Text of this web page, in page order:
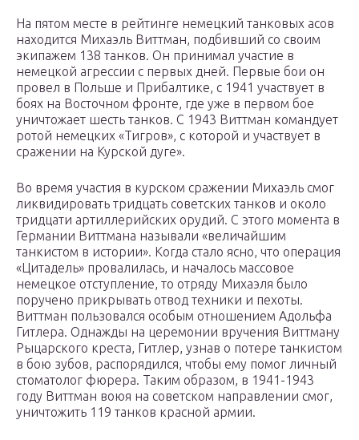
На пятом месте в рейтинге немецкий танковых асов
находится Михаэль Виттман, подбивший со своим
экипажем 138 танков. Он принимал участие в
немецкой агрессии с первых дней. Первые бои он
провел в Польше и Прибалтике, с 1941 участвует в
боях на Восточном фронте, где уже в первом бое
уничтожает шесть танков. С 1943 Виттман командует
ротой немецких «Тигров», с которой и участвует в
сражении на Курской дуге».
Во время участия в курском сражении Михаэль смог
ликвидировать тридцать советских танков и около
тридцати артиллерийских орудий. С этого момента в
Германии Виттмана называли «величайшим
танкистом в истории». Когда стало ясно, что операция
«Цитадель» провалилась, и началось массовое
немецкое отступление, то отряду Михаэля было
поручено прикрывать отвод техники и пехоты.
Виттман пользовался особым отношением Адольфа
Гитлера. Однажды на церемонии вручения Виттману
Рыцарского креста, Гитлер, узнав о потере танкистом
в бою зубов, распорядился, чтобы ему помог личный
стоматолог фюрера. Таким образом, в 1941-1943
году Виттман воюя на советском направлении смог,
уничтожить 119 танков красной армии.